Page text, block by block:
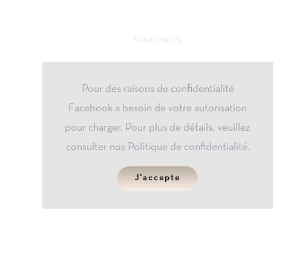
SUIVEZ-NOUS
Pour des raisons de confidentialité
Facebook a besoin de votre autorisation
pour charger. Pour plus de détails, veuillez
consulter nos Politique de confidentialité.
J'accepte